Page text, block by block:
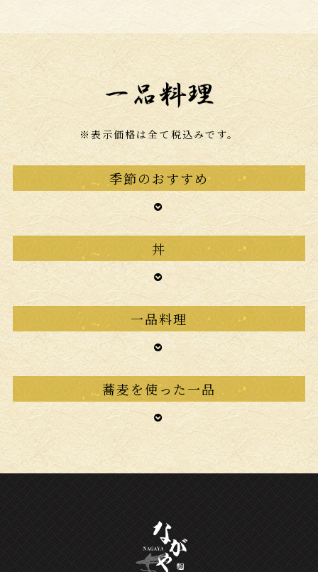
※表示価格は全て税込みです。
季節のおすすめ
丼
一品料理
蕎麦を使った一品